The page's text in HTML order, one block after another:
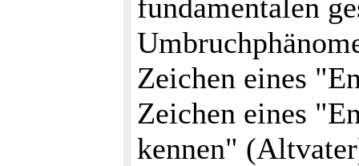
fundamentalen
Zeichen eines
Zeichen eines
kennen"